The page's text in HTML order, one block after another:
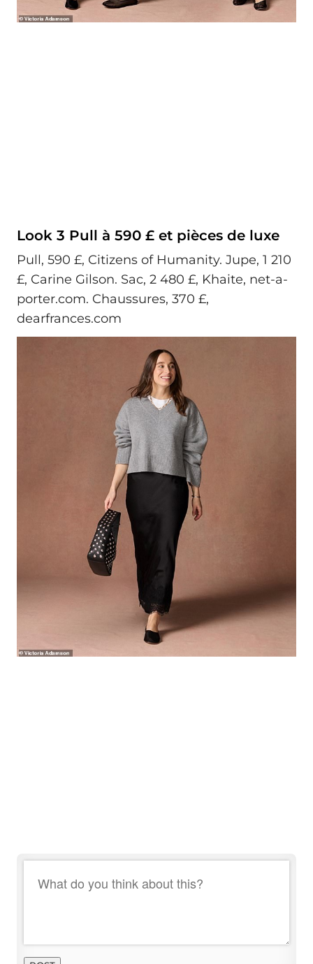
Look 3 Pull à 590 £ et pièces de luxe
Pull, 590 £, Citizens of Humanity. Jupe, 1 210
£, Carine Gilson. Sac, 2 480 £, Khaite, net-a-
porter.com. Chaussures, 370 £,
dearfrances.com